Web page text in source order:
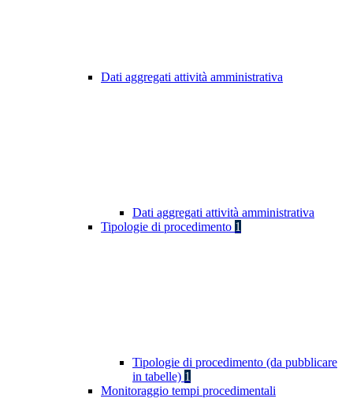
Dati aggregati attività amministrativa
Dati aggregati attività amministrativa
Tipologie di procedimento 1
Tipologie di procedimento (da pubblicare
in tabelle) 1
Monitoraggio tempi procedimentali